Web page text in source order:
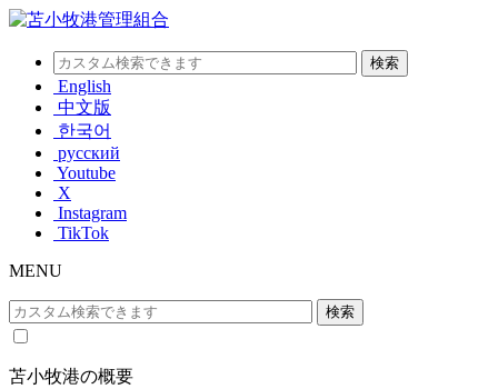
English
中文版
한국어
русский
Youtube
X
Instagram
TikTok
MENU
苫小牧港の概要